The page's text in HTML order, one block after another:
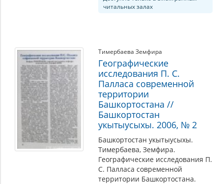
читальных залах
Тимербаева Земфира
Географические
исследования П. С.
Палласа современной
территории
Башкортостана //
Башкортостан
укытыусыхы. 2006, № 2
Башкортостан укытыусыхы.
Тимербаева, Земфира.
Географические исследования П.
С. Палласа современной
территории Башкортостана.